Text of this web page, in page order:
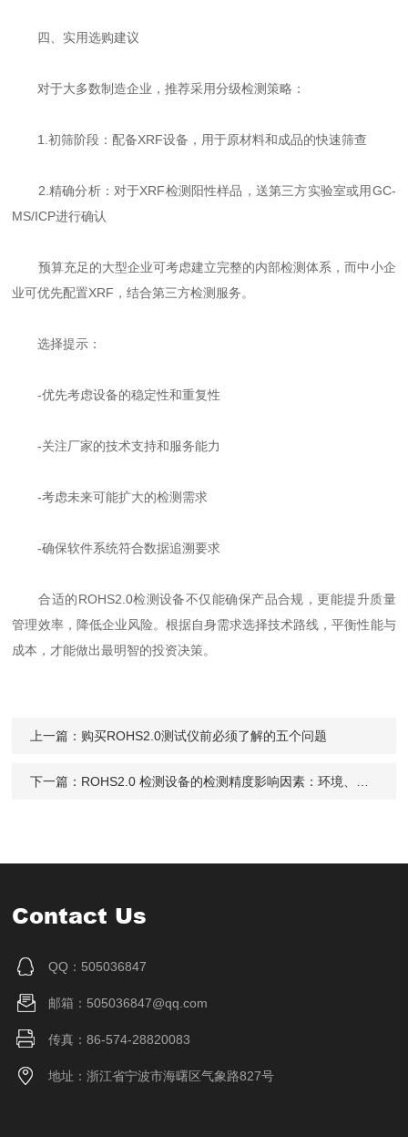
四、实用选购建议
对于大多数制造企业，推荐采用分级检测策略：
1.初筛阶段：配备XRF设备，用于原材料和成品的快速筛查
2.精确分析：对于XRF检测阳性样品，送第三方实验室或用GC-
MS/ICP进行确认
预算充足的大型企业可考虑建立完整的内部检测体系，而中小企
业可优先配置XRF，结合第三方检测服务。
选择提示：
-优先考虑设备的稳定性和重复性
-关注厂家的技术支持和服务能力
-考虑未来可能扩大的检测需求
-确保软件系统符合数据追溯要求
合适的ROHS2.0检测设备不仅能确保产品合规，更能提升质量
管理效率，降低企业风险。根据自身需求选择技术路线，平衡性能与
成本，才能做出最明智的投资决策。
上一篇： 购买ROHS2.0测试仪前必须了解的五个问题
下一篇： ROHS2.0 检测设备的检测精度影响因素：环境、样品与操作
Contact Us
QQ：505036847
邮箱：505036847@qq.com
传真：86-574-28820083
地址：浙江省宁波市海曙区气象路827号